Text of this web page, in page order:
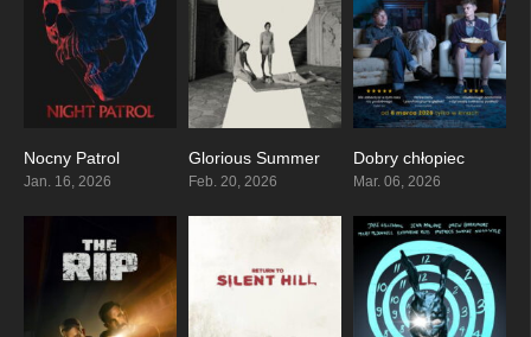
Nocny Patrol
Jan. 16, 2026
6.5
Glorious Summer
Feb. 20, 2026
Dobry chłopiec
Mar. 06, 2026